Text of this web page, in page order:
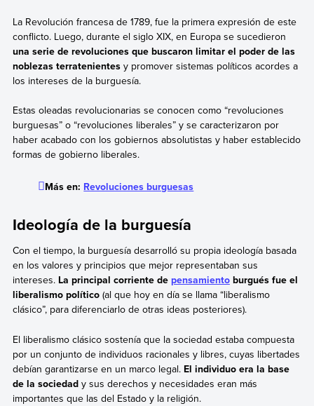
La Revolución francesa de 1789, fue la primera expresión de este
conflicto. Luego, durante el siglo XIX, en Europa se sucedieron
una serie de revoluciones que buscaron limitar el poder de las
noblezas terratenientes y promover sistemas políticos acordes a
los intereses de la burguesía.
Estas oleadas revolucionarias se conocen como “revoluciones
burguesas” o “revoluciones liberales” y se caracterizaron por
haber acabado con los gobiernos absolutistas y haber establecido
formas de gobierno liberales.
Más en: Revoluciones burguesas
Ideología de la burguesía
Con el tiempo, la burguesía desarrolló su propia ideología basada
en los valores y principios que mejor representaban sus
intereses. La principal corriente de pensamientoburgués fue el
liberalismo político(al que hoy en día se llama “liberalismo
clásico”, para diferenciarlo de otras ideas posteriores).
El liberalismo clásico sostenía que la sociedad estaba compuesta
por un conjunto de individuos racionales y libres, cuyas libertades
debían garantizarse en un marco legal. El individuo era la base
de la sociedady sus derechos y necesidades eran más
importantes que las del Estado y la religión.